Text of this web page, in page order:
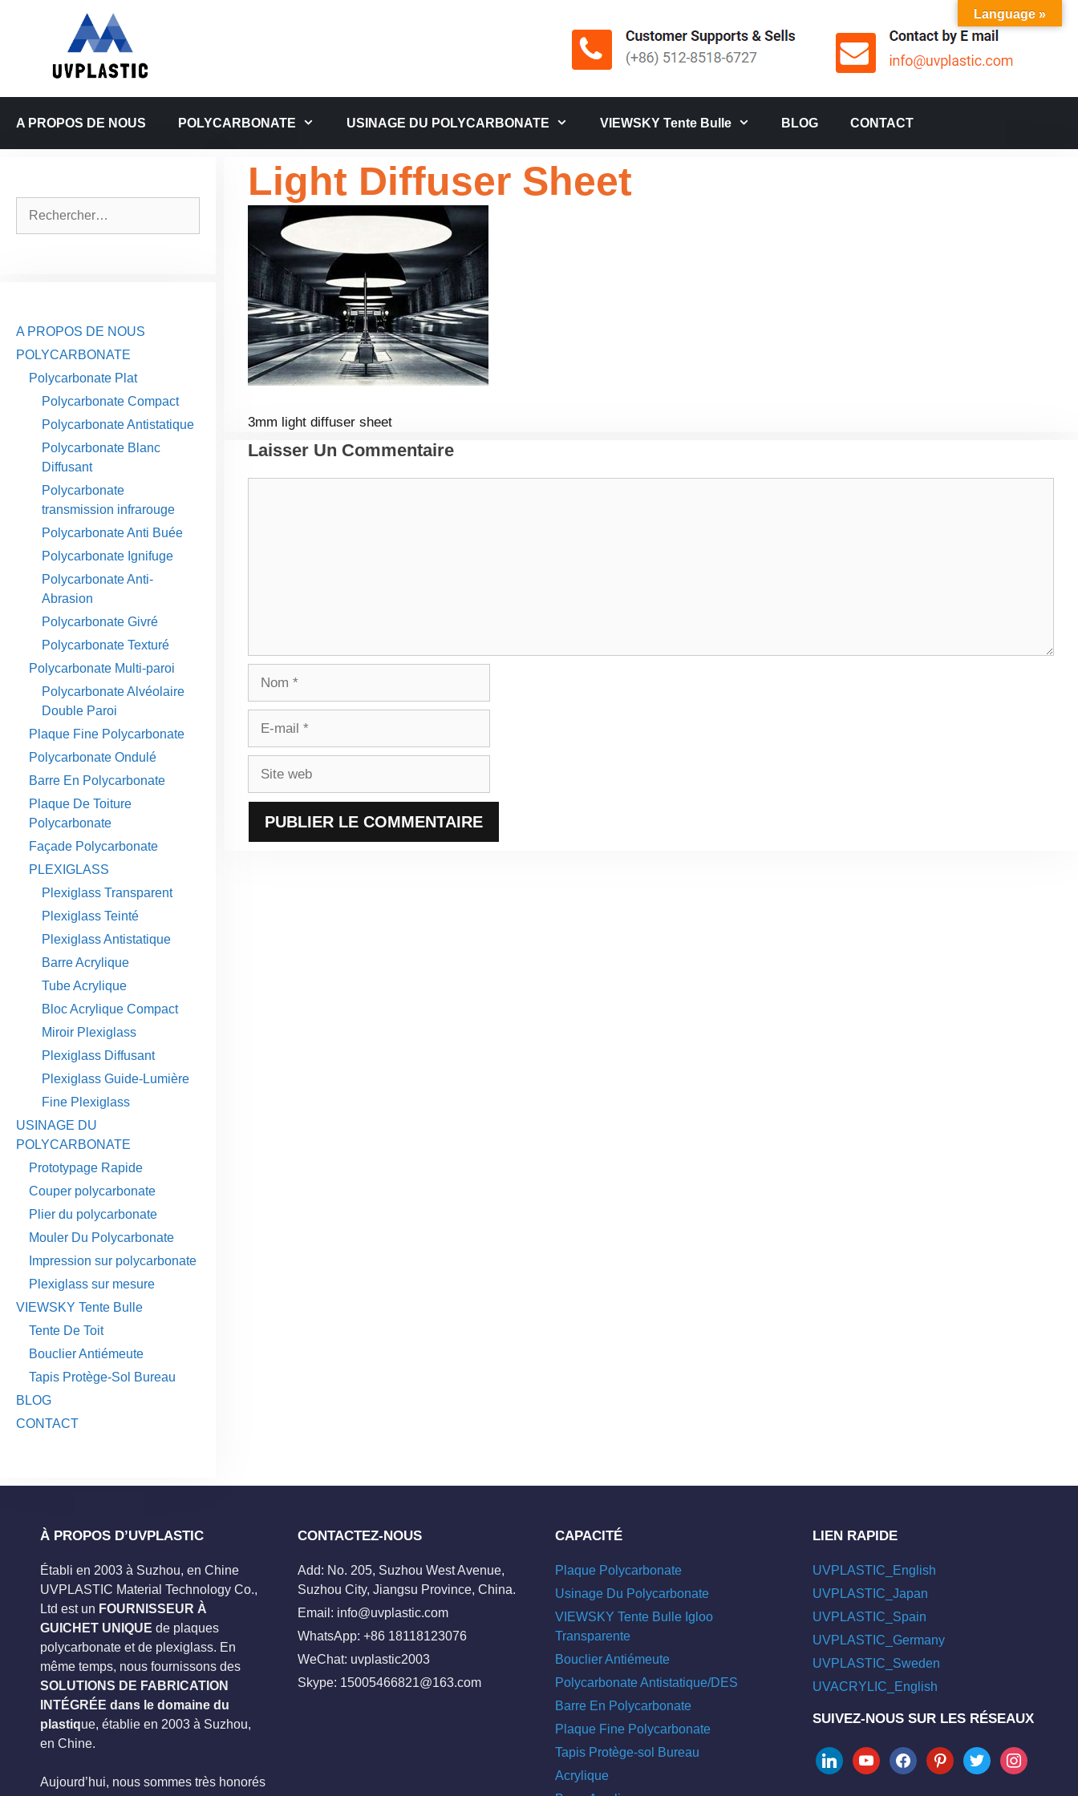
A PROPOS DE NOUS POLYCARBONATE USINAGE DU POLYCARBONATE VIEWSKY Tente Bulle BLOG CONTACT
Light Diffuser Sheet
3mm light diffuser sheet
Laisser Un Commentaire
A PROPOS DE NOUS
POLYCARBONATE
Polycarbonate Plat
Polycarbonate Compact
Polycarbonate Antistatique
Polycarbonate Blanc
Diffusant
Polycarbonate
transmission infrarouge
Polycarbonate Anti Buée
Polycarbonate Ignifuge
Polycarbonate Anti-
Abrasion
Polycarbonate Givré
Polycarbonate Texturé
Polycarbonate Multi-paroi
Polycarbonate Alvéolaire
Double Paroi
Plaque Fine Polycarbonate
Polycarbonate Ondulé
Barre En Polycarbonate
Plaque De Toiture
Polycarbonate
Façade Polycarbonate
PLEXIGLASS
Plexiglass Transparent
Plexiglass Teinté
Plexiglass Antistatique
Barre Acrylique
Tube Acrylique
Bloc Acrylique Compact
Miroir Plexiglass
Plexiglass Diffusant
Plexiglass Guide-Lumière
Fine Plexiglass
USINAGE DU
POLYCARBONATE
Prototypage Rapide
Couper polycarbonate
Plier du polycarbonate
Mouler Du Polycarbonate
Impression sur polycarbonate
Plexiglass sur mesure
VIEWSKY Tente Bulle
Tente De Toit
Bouclier Antiémeute
Tapis Protège-Sol Bureau
BLOG
CONTACT
À PROPOS D’UVPLASTIC
Établi en 2003 à Suzhou, en Chine
UVPLASTIC Material Technology Co.,
Ltd est un FOURNISSEUR À
GUICHET UNIQUE de plaques
polycarbonate et de plexiglass. En
même temps, nous fournissons des
SOLUTIONS DE FABRICATION
INTÉGRÉE dans le domaine du
plastique, établie en 2003 à Suzhou,
en Chine.
Aujourd’hui, nous sommes très honorés
CONTACTEZ-NOUS
Add: No. 205, Suzhou West Avenue,
Suzhou City, Jiangsu Province, China.
Email: info@uvplastic.com
WhatsApp: +86 18118123076
WeChat: uvplastic2003
Skype: 15005466821@163.com
CAPACITÉ
Plaque Polycarbonate
Usinage Du Polycarbonate
VIEWSKY Tente Bulle Igloo
Transparente
Bouclier Antiémeute
Polycarbonate Antistatique/DES
Barre En Polycarbonate
Plaque Fine Polycarbonate
Tapis Protège-sol Bureau
Acrylique
LIEN RAPIDE
UVPLASTIC_English
UVPLASTIC_Japan
UVPLASTIC_Spain
UVPLASTIC_Germany
UVPLASTIC_Sweden
UVACRYLIC_English
SUIVEZ-NOUS SUR LES RÉSEAUX
linkedinyoutubefacebookpinteresttwitter instagram
Language »